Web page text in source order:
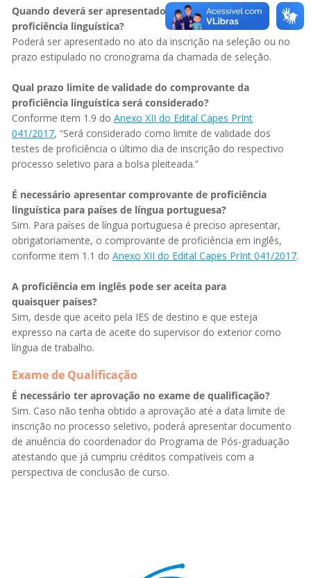
Quando deverá ser apresentado o comprovante da
proficiência linguística?
Poderá ser apresentado no ato da inscrição na seleção ou no
prazo estipulado no cronograma da chamada de seleção.
Qual prazo limite de validade do comprovante da
proficiência linguística será considerado?
Conforme item 1.9 do Anexo XII do Edital Capes PrInt
041/2017, “Será considerado como limite de validade dos
testes de proficiência o último dia de inscrição do respectivo
processo seletivo para a bolsa pleiteada.”
É necessário apresentar comprovante de proficiência
linguística para países de língua portuguesa?
Sim. Para países de língua portuguesa é preciso apresentar,
obrigatoriamente, o comprovante de proficiência em inglês,
conforme item 1.1 do Anexo XII do Edital Capes PrInt 041/2017.
A proficiência em inglês pode ser aceita para
quaisquer países?
Sim, desde que aceito pela IES de destino e que esteja
expresso na carta de aceite do supervisor do exterior como
língua de trabalho.
Exame de Qualificação
É necessário ter aprovação no exame de qualificação?
Sim. Caso não tenha obtido a aprovação até a data limite de
inscrição no processo seletivo, poderá apresentar documento
de anuência do coordenador do Programa de Pós-graduação
atestando que já cumpriu créditos compatíveis com a
perspectiva de conclusão de curso.